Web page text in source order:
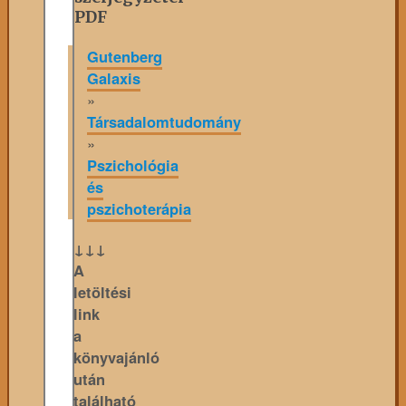
PDF
Gutenberg
Galaxis
»
Társadalomtudomány
»
Pszichológia
és
pszichoterápia
↓↓↓
A
letöltési
link
a
könyvajánló
után
található